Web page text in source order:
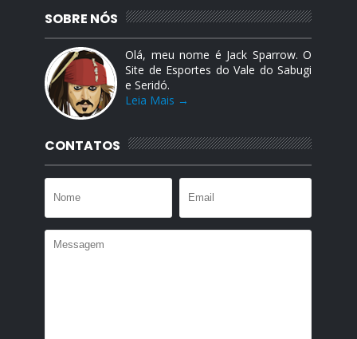
SOBRE NÓS
Olá, meu nome é Jack Sparrow. O
Site de Esportes do Vale do Sabugi
e Seridó.
Leia Mais →
CONTATOS